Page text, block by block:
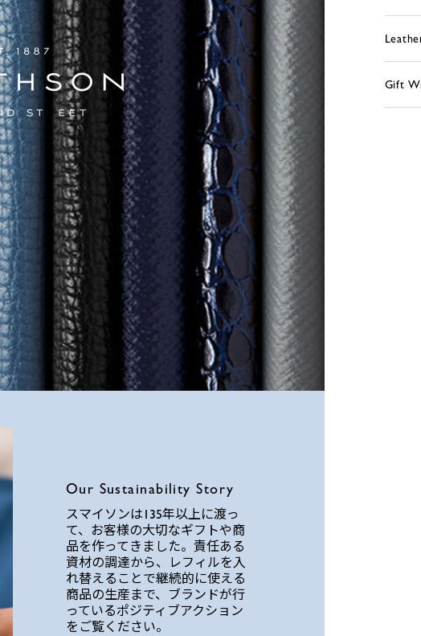
Our Sustainability Story
スマイソンは135年以上に渡っ
て、お客様の大切なギフトや商
品を作ってきました。責任ある
資材の調達から、レフィルを入
れ替えることで継続的に使える
商品の生産まで、ブランドが行
っているポジティブアクション
をご覧ください。
Gift